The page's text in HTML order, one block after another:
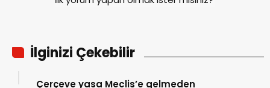
İlginizi Çekebilir
Çerçeve yasa Meclis’e gelmeden